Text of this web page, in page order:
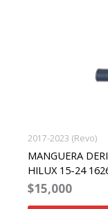
2017-2023 (Revo)
MANGUERA
HILUX 15-24
$15,000